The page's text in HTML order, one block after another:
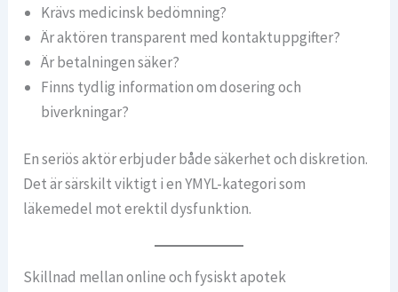
Krävs medicinsk bedömning?
Är aktören transparent med kontaktuppgifter?
Är betalningen säker?
Finns tydlig information om dosering och
biverkningar?
En seriös aktör erbjuder både säkerhet och diskretion.
Det är särskilt viktigt i en YMYL-kategori som
läkemedel mot erektil dysfunktion.
Skillnad mellan online och fysiskt apotek